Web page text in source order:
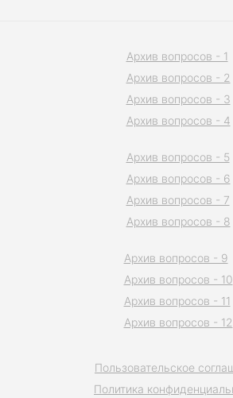
Пользовательское
Политика
Архив вопросов - 1
Архив вопросов - 2
Архив вопросов - 3
Архив вопросов - 4
Архив вопросов - 5
Архив вопросов - 6
Архив вопросов - 7
Архив вопросов - 8
Архив вопросов - 9
Архив вопросов - 10
Архив вопросов - 11
Архив вопросов - 12